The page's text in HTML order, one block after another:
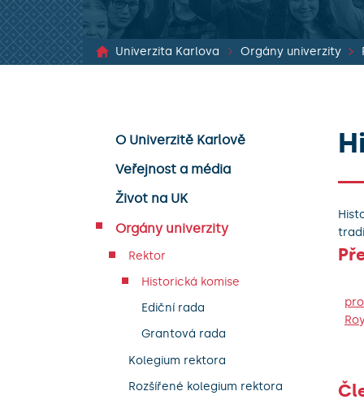
Univerzita Karlova Orgány univerzity
O Univerzitě Karlově
Veřejnost a média
Život na UK
Orgány univerzity
Rektor
Historická komise
Ediční rada
Grantová rada
Kolegium rektora
Rozšířené kolegium rektora